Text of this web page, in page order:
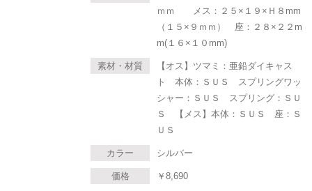
ｍｍ メス：２５×１９×Ｈ８mm
（１５×９ｍｍ） 座：２８×２２m
m(１６×１０mm)
素材・材質
【オス】ツマミ：亜鉛ダイキャス
ト 本体：ＳＵＳ スプリングワッ
シャー：ＳＵＳ スプリング：ＳＵ
Ｓ 【メス】本体：ＳＵＳ 座：Ｓ
ＵＳ
カラー シルバー
価格 ￥ 8,690